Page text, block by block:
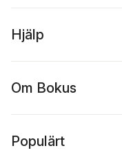
Hjälp
Om Bokus
Populärt